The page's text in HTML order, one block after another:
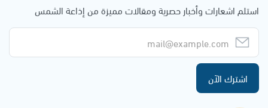
استلم اشعارات وأخبار حصرية ومقالات مميزة من إذاعة الشمس
اشترك الآن